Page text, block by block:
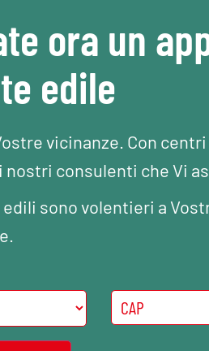
ora un
edile
vicinanze. Con
nostri consulenti che Vi
sono volentieri a